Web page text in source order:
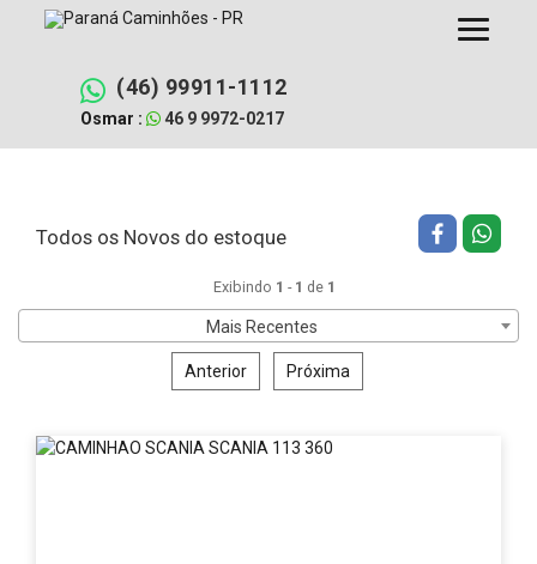
(46) 99911-1112
Osmar : 46 9 9972-0217
Filtrar busca Limpar filtros
Todos os Novos do estoque
Mais Recentes
Exibindo 1 - 1 de 1
Anterior Próxima